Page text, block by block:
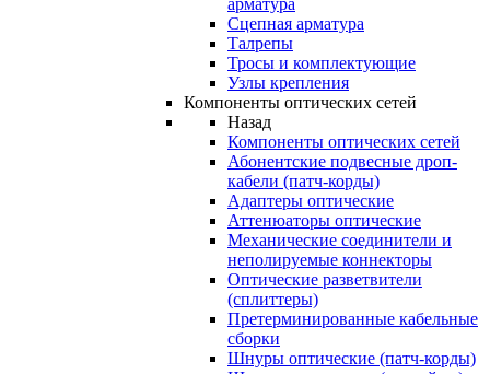
арматура
Сцепная арматура
Талрепы
Тросы и комплектующие
Узлы крепления
Компоненты оптических сетей
Назад
Компоненты оптических сетей
Абонентские подвесные дроп-
кабели (патч-корды)
Адаптеры оптические
Аттенюаторы оптические
Механические соединители и
неполируемые коннекторы
Оптические разветвители
(сплиттеры)
Претерминированные кабельные
сборки
Шнуры оптические (патч-корды)